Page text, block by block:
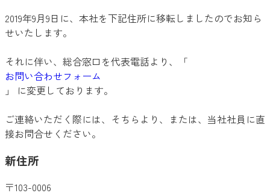
2019年9月9日に、本社を下記住所に移転しましたのでお知ら
せいたします。
それに伴い、総合窓口を代表電話より、「
お問い合わせフォーム
」 に変更しております。
ご連絡いただく際には、そちらより、または、当社社員に直
接お問合せください。
新住所
〒103-0006